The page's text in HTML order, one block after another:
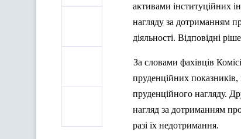
активами інституційних
нагляду за дотриманням
діяльності. Відповідні
За словами фахівців
пруденційних
пруденційного нагляду.
нагляд за дотриманням
разі їх недотримання.